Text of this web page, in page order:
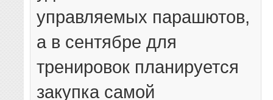
управляемых парашютов,
а в сентябре для
тренировок планируется
закупка самой